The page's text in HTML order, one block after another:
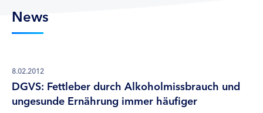
News
8.02.2012
DGVS: Fettleber durch Alkoholmissbrauch und
ungesunde Ernährung immer häufiger